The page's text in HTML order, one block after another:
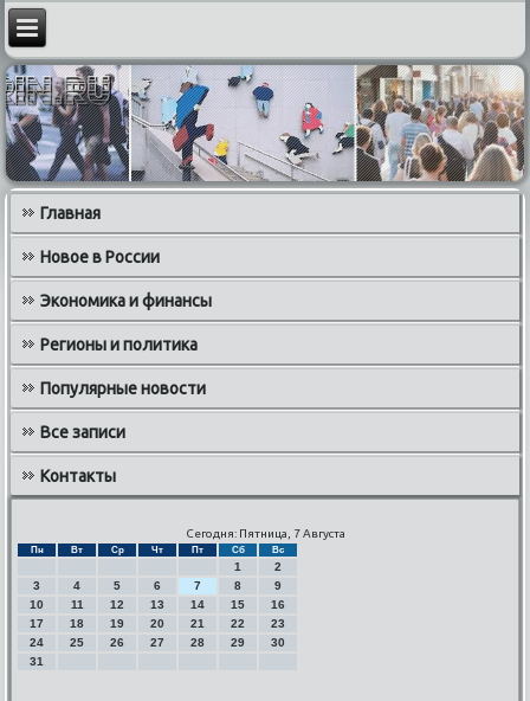
Главная
Новое в России
Экономика и финансы
Регионы и политика
Популярные новости
Все записи
Контакты
Сегодня: Пятница, 7 Августа
Пн Вт Ср Чт Пт Сб Вс
1
2
3
4 5 6 7 8
9
10
11 12 13 14 15
16
17
18 19 20 21 22
23
24
25 26 27 28 29
30
31